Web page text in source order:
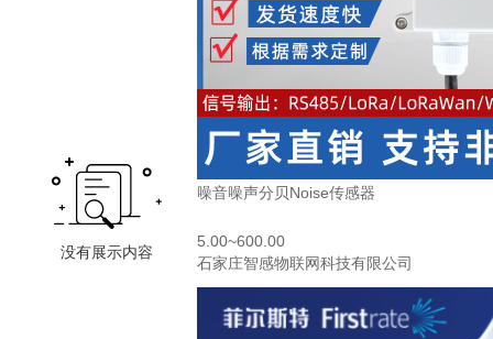
噪音噪声分贝Noise传感器
5.00~600.00
石家庄智感物联网科技有限公司